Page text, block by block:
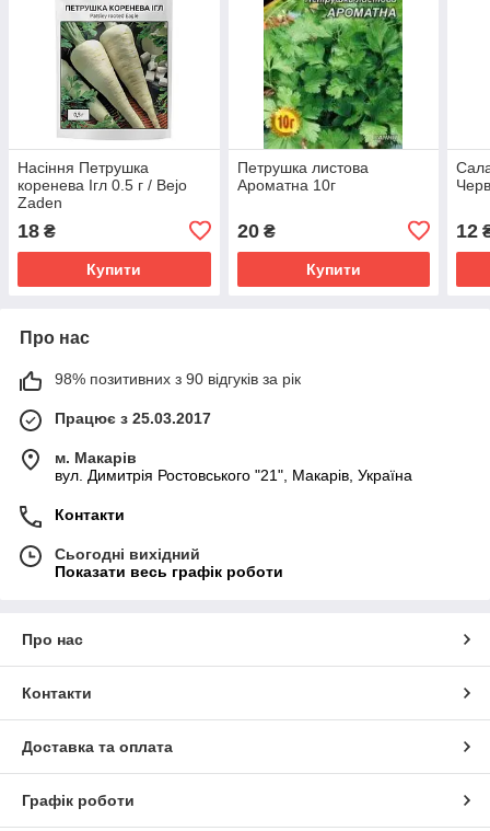
Насіння Петрушка
коренева Ігл 0.5 г / Bejo
Zaden
18 ₴
Купити
Петрушка листова
Ароматна 10г
20₴
Купити
12
Про нас
98% позитивних з 90 відгуків за рік
Працює з 25.03.2017
м. Макарів
вул. Димитрія Ростовського "21", Макарів, Україна
Контакти
Сьогодні вихідний
Показати весь графік роботи
Про нас
Контакти
Доставка та оплата
Графік роботи